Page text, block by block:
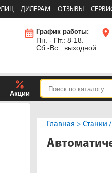
ДИЛЕРАМ ОТЗЫВЫ
График работы:
Пн. - Пт.: 8-18.
Сб.-Вс.: выходной.
Акции
Главная > Станки /